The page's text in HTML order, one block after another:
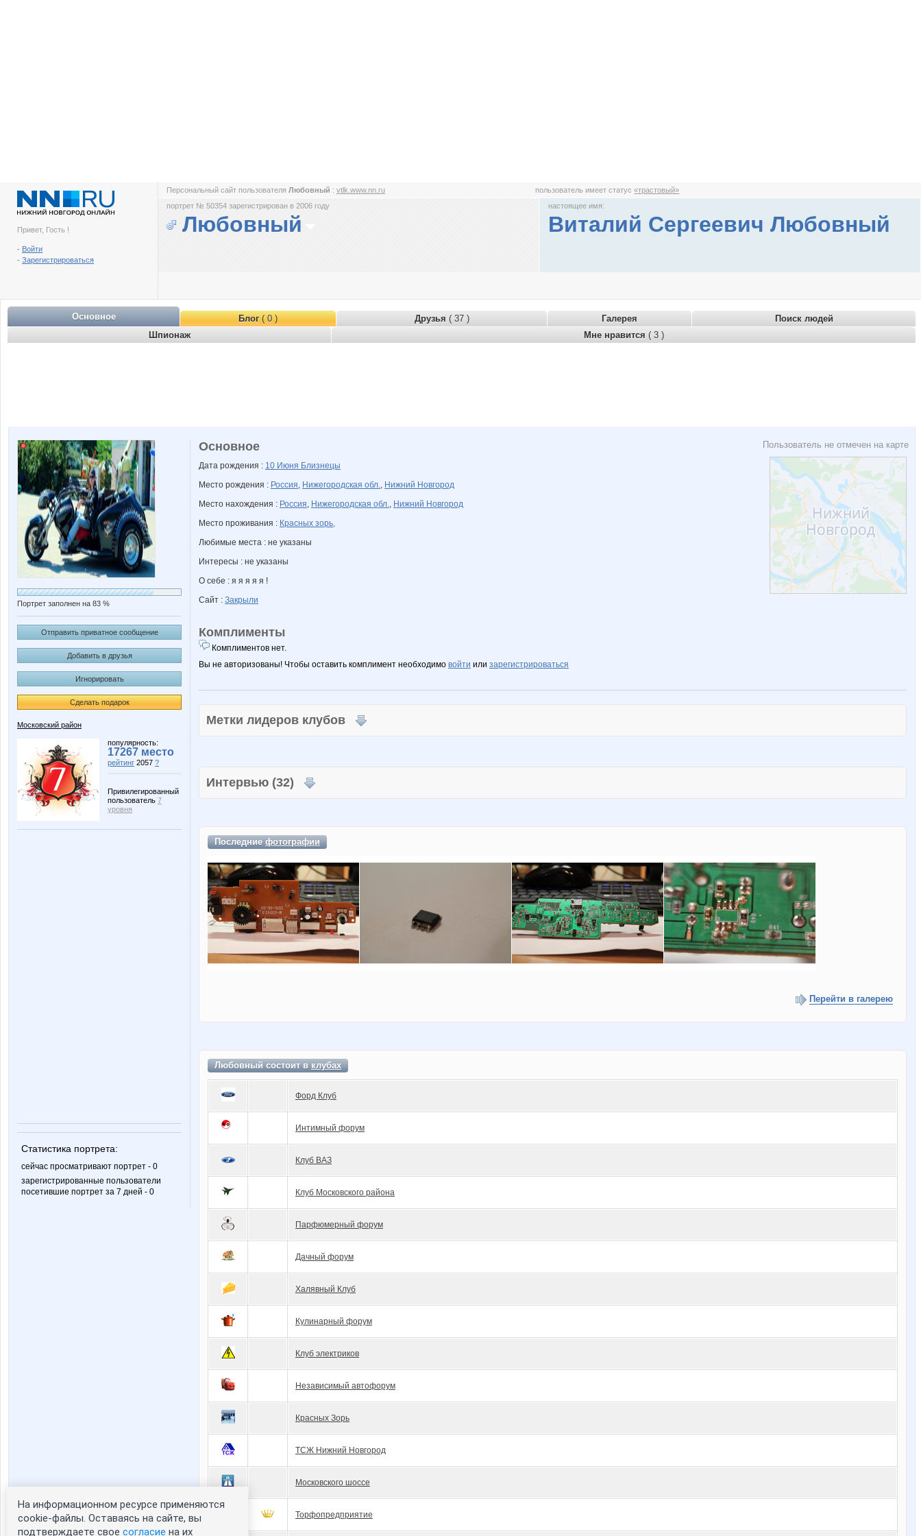
Привет, Гость !
- Войти
- Зарегистрироваться
Персональный сайт пользователя Любовный : vtlk.www.nn.ru пользователь имеет статус«трастовый»
портрет № 50354 зарегистрирован в 2006 году
Любовный
настоящее имя:
Виталий Сергеевич Любовный
Основное Блог( 0 ) Друзья ( 37 ) Галерея
Поиск людей
Шпионаж
Мне нравится ( 3 )
Портрет заполнен на 83 %
Отправить приватное сообщение
Добавить в друзья
Игнорировать
Сделать подарок
Московский район
популярность:
17267 место
рейтинг 2057 ?
Привилегированный
пользователь 7
уровня
Статистика портрета:
сейчас просматривают портрет - 0
зарегистрированные пользователи
посетившие портрет за 7 дней - 0
Пользователь не отмечен на карте
Основное
Дата рождения : 10 Июня Близнецы
Место рождения : Россия, Нижегородская обл., Нижний Новгород
Место нахождения : Россия, Нижегородская обл., Нижний Новгород
Место проживания : Красных зорь,
Любимые места : не указаны
Интересы : не указаны
О себе : я я я я я !
Сайт : Закрыли
Комплименты
Комплиментов нет.
Вы не авторизованы! Чтобы оставить комплимент необходимо войти или зарегистрироваться
Метки лидеров клубов
Интервью (32)
Последниефотографии
Перейти в галерею
Любовный состоит вклубах
Форд Клуб
Интимный форум
Клуб ВАЗ
Клуб Московского района
Парфюмерный форум
Дачный форум
Халявный Клуб
Кулинарный форум
Клуб электриков
Независимый автофорум
Красных Зорь
ТСЖ Нижний Новгород
Московского шоссе
Торфопредприятие
На информационном ресурсе применяются
cookie-файлы. Оставаясь на сайте, вы
подтверждаете свое согласие на их